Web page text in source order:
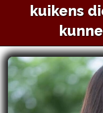
kuikens